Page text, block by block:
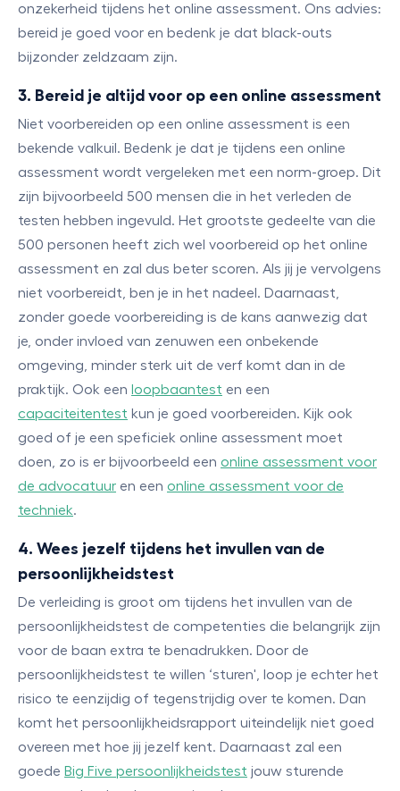
onzekerheid tijdens het online assessment. Ons advies:
bereid je goed voor en bedenk je dat black-outs
bijzonder zeldzaam zijn.
3. Bereid je altijd voor op een online assessment
Niet voorbereiden op een online assessment is een
bekende valkuil. Bedenk je dat je tijdens een online
assessment wordt vergeleken met een norm-groep. Dit
zijn bijvoorbeeld 500 mensen die in het verleden de
testen hebben ingevuld. Het grootste gedeelte van die
500 personen heeft zich wel voorbereid op het online
assessment en zal dus beter scoren. Als jij je vervolgens
niet voorbereidt, ben je in het nadeel. Daarnaast,
zonder goede voorbereiding is de kans aanwezig dat
je, onder invloed van zenuwen een onbekende
omgeving, minder sterk uit de verf komt dan in de
praktijk. Ook een loopbaantest en een
capaciteitentest kun je goed voorbereiden. Kijk ook
goed of je een speficiek online assessment moet
doen, zo is er bijvoorbeeld een online assessment voor
de advocatuur en een online assessment voor de
techniek.
4. Wees jezelf tijdens het invullen van de
persoonlijkheidstest
De verleiding is groot om tijdens het invullen van de
persoonlijkheidstest de competenties die belangrijk zijn
voor de baan extra te benadrukken. Door de
persoonlijkheidstest te willen ‘sturen', loop je echter het
risico te eenzijdig of tegenstrijdig over te komen. Dan
komt het persoonlijkheidsrapport uiteindelijk niet goed
overeen met hoe jij jezelf kent. Daarnaast zal een
goede Big Five persoonlijkheidstest jouw sturende